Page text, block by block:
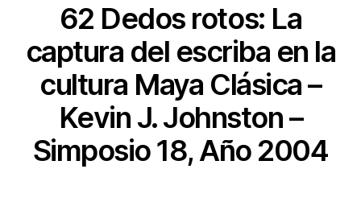
62 Dedos rotos: La
captura del escriba en la
cultura Maya Clásica –
Kevin J. Johnston –
Simposio 18, Año 2004